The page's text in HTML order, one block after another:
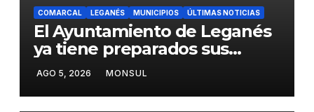
COMARCAL LEGANÉS MUNICIPIOS ÚLTIMAS NOTICIAS
El Ayuntamiento de Leganés
ya tiene preparados sus
dispositivos de seguridad y
de limpieza para las Fiestas
de Butarque
AGO 5, 2026 MONSUL